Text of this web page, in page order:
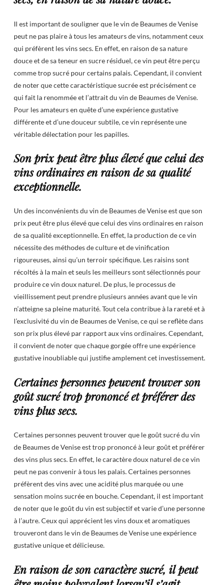
Il est important de souligner que le vin de Beaumes de Venise
peut ne pas plaire à tous les amateurs de vins, notamment ceux
qui préfèrent les vins secs. En effet, en raison de sa nature
douce et de sa teneur en sucre résiduel, ce vin peut être perçu
comme trop sucré pour certains palais. Cependant, il convient
de noter que cette caractéristique sucrée est précisément ce
qui fait la renommée et l’attrait du vin de Beaumes de Venise.
Pour les amateurs en quête d’une expérience gustative
différente et d’une douceur subtile, ce vin représente une
véritable délectation pour les papilles.
Son prix peut être plus élevé que celui des
vins ordinaires en raison de sa qualité
exceptionnelle.
Un des inconvénients du vin de Beaumes de Venise est que son
prix peut être plus élevé que celui des vins ordinaires en raison
de sa qualité exceptionnelle. En effet, la production de ce vin
nécessite des méthodes de culture et de vinification
rigoureuses, ainsi qu’un terroir spécifique. Les raisins sont
récoltés à la main et seuls les meilleurs sont sélectionnés pour
produire ce vin doux naturel. De plus, le processus de
vieillissement peut prendre plusieurs années avant que le vin
n’atteigne sa pleine maturité. Tout cela contribue à la rareté et à
l’exclusivité du vin de Beaumes de Venise, ce qui se reflète dans
son prix plus élevé par rapport aux vins ordinaires. Cependant,
il convient de noter que chaque gorgée offre une expérience
gustative inoubliable qui justifie amplement cet investissement.
Certaines personnes peuvent trouver son
goût sucré trop prononcé et préférer des
vins plus secs.
Certaines personnes peuvent trouver que le goût sucré du vin
de Beaumes de Venise est trop prononcé à leur goût et préférer
des vins plus secs. En effet, le caractère doux naturel de ce vin
peut ne pas convenir à tous les palais. Certaines personnes
préfèrent des vins avec une acidité plus marquée ou une
sensation moins sucrée en bouche. Cependant, il est important
de noter que le goût du vin est subjectif et varie d’une personne
à l’autre. Ceux qui apprécient les vins doux et aromatiques
trouveront dans le vin de Beaumes de Venise une expérience
gustative unique et délicieuse.
En raison de son caractère sucré, il peut